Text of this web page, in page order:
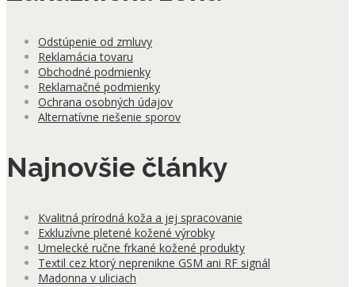
Odstúpenie od zmluvy
Reklamácia tovaru
Obchodné podmienky
Reklamačné podmienky
Ochrana osobných údajov
Alternatívne riešenie sporov
Najnovšie články
Kvalitná prírodná koža a jej spracovanie
Exkluzívne pletené kožené výrobky
Umelecké ručne frkané kožené produkty
Textil cez ktorý neprenikne GSM ani RF signál
Madonna v uliciach